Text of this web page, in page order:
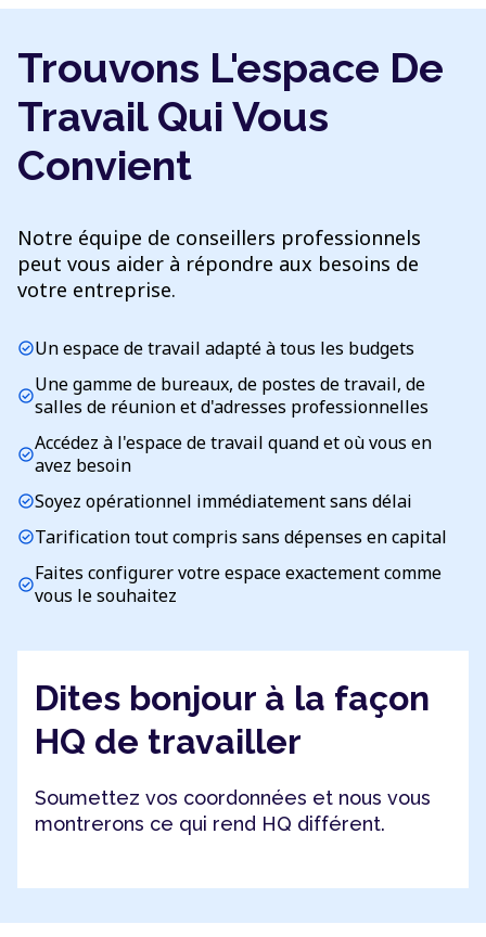
Trouvons L'espace De
Travail Qui Vous
Convient
Notre équipe de conseillers professionnels
peut vous aider à répondre aux besoins de
votre entreprise.
check_circleUn espace de travail adapté à tous les budgets
check_circleUne gamme de bureaux, de postes de travail, de
salles de réunion et d'adresses professionnelles
check_circleAccédez à l'espace de travail quand et où vous en
avez besoin
check_circleSoyez opérationnel immédiatement sans délai
check_circleTarification tout compris sans dépenses en capital
check_circleFaites configurer votre espace exactement comme
vous le souhaitez
Dites bonjour à la façon
HQ de travailler
Soumettez vos coordonnées et nous vous
montrerons ce qui rend HQ différent.